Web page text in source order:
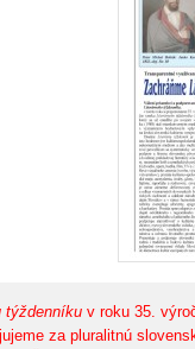
týždenníku v roku 35.
za pluralitnú